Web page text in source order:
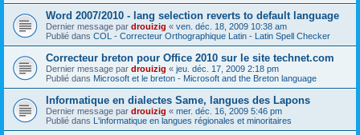
Word 2007/2010 - lang selection reverts to default language
Dernier message par drouizig « ven. déc. 18, 2009 10:38 am
Publié dans COL - Correcteur Orthographique Latin - Latin Spell Checker
Correcteur breton pour Office 2010 sur le site technet.com
Dernier message par drouizig « jeu. déc. 17, 2009 2:18 pm
Publié dans Microsoft et le breton - Microsoft and the Breton language
Informatique en dialectes Same, langues des Lapons
Dernier message par drouizig « mer. déc. 16, 2009 5:46 pm
Publié dans L'informatique en langues régionales et minoritaires